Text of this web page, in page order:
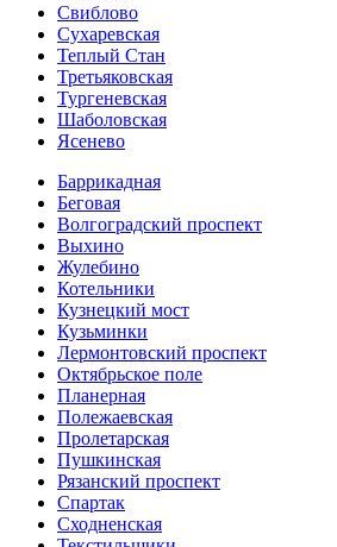
Свиблово
Сухаревская
Теплый Стан
Третьяковская
Тургеневская
Шаболовская
Ясенево
Баррикадная
Беговая
Волгоградский проспект
Выхино
Жулебино
Котельники
Кузнецкий мост
Кузьминки
Лермонтовский проспект
Октябрьское поле
Планерная
Полежаевская
Пролетарская
Пушкинская
Рязанский проспект
Спартак
Сходненская